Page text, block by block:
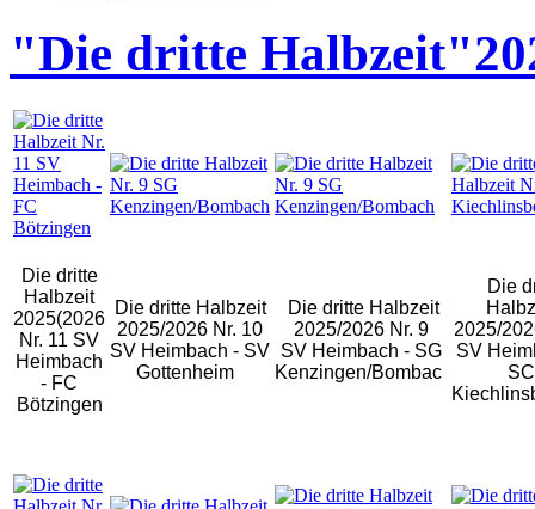
"Die dritte
Die dritte
Halbzeit
2025(2026
Nr. 11 SV
Heimbach
- FC
Bötzingen
Die dritte Halbzeit
2025/2026 Nr. 10
SV Heimbach - SV
Gottenheim
Die dritte Halbzeit
2025/2026 Nr. 9
SV Heimbach - SG
Kenzingen/Bombac
Die
2025/
SV
SC